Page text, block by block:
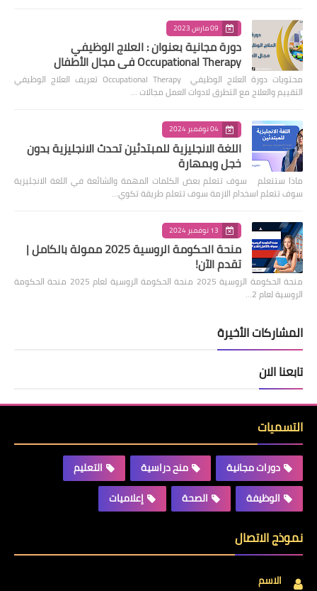
09 مارس 2023
دورة مجانية بعنوان : العلاج الوظيفي
Occupational Therapy في مجال الأطفال
محتويات دورة العلاج الوظيفي Occupational Therapy تعريف العلاج الوظيفي
التقييم والعلاج مع التطرق لادوات العمل مجالات …
04 نوفمبر 2024
اللغة الانجليزية للمبتدئين تحدث الانجليزية بدون
خجل وبمهارة
ماذا ستتعلم سوف تتعلم بعض الكلمات المهمة والشائعة في اللغة الانجليزية
سوف تتعلم اسخدام الازمة سوف تتعلم طريقة تكوي…
13 نوفمبر 2024
منحة الحكومة الروسية 2025 ممولة بالكامل |
تقدم الآن!
منحة الحكومة الروسية 2025 منحة الحكومة الروسية لعام 2025 منحة الحكومة
الروسية لعام 2…
المشاركات الأخيرة
تابعنا الان
التسميات
دورات مجانية منح دراسية
التعليم
الوظيفة
الصحة إعلاميات
نموذج الاتصال
الاسم